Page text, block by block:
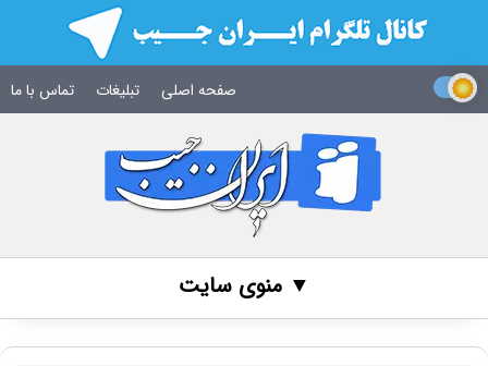
صفحه اصلی تبلیغات تماس با ما
▼ منوی سایت